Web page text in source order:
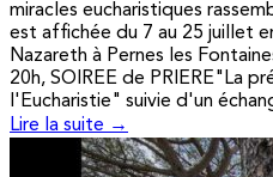
miracles eucharistiques
est affichée du 7 au 25 juillet
Nazareth à Pernes les
20h, SOIREE de PRIERE"La
l'Eucharistie" suivie d'un
Lire la suite →